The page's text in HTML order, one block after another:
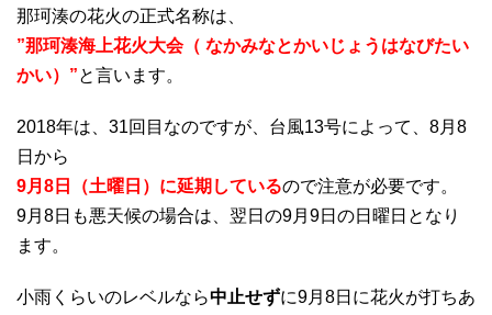
那珂湊の花火の正式名称は、
”那珂湊海上花火大会（ なかみなとかいじょうはなびたい
かい）”と言います。
2018年は、31回目なのですが、台風13号によって、8月8
日から
9月8日（土曜日）に延期しているので注意が必要です。
9月8日も悪天候の場合は、翌日の9月9日の日曜日となり
ます。
小雨くらいのレベルなら中止せずに9月8日に花火が打ちあ